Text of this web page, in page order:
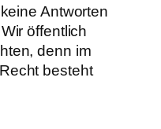
Antworten
öffentlich
denn im
besteht